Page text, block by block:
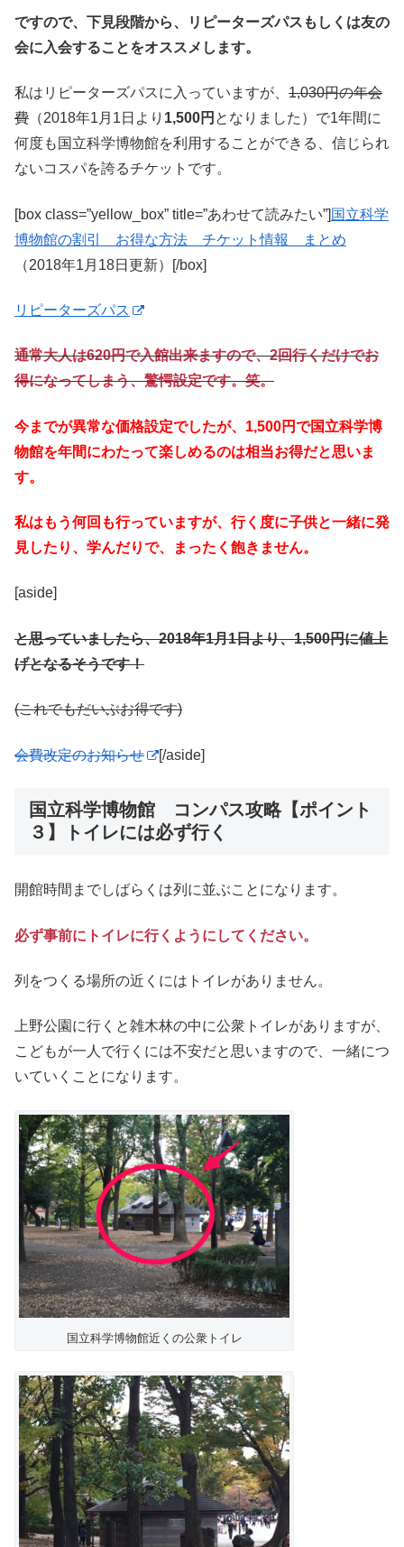
ですので、下見段階から、リピーターズパスもしくは友の
会に入会することをオススメします。
私はリピーターズパスに入っていますが、 1,030円の年会
費 （2018年1月1日より 1,500円 となりました）で1年間に
何度も国立科学博物館を利用することができる、信じられ
ないコスパを誇るチケットです。
[box class=”yellow_box” title=”あわせて読みたい”] 国立科学
博物館の割引 お得な方法 チケット情報 まとめ
（2018年1月18日更新）[/box]
リピーターズパス
通常大人は620円で入館出来ますので、2回行くだけでお
得になってしまう、驚愕設定です。笑。
今までが異常な価格設定でしたが、1,500円で国立科学博
物館を年間にわたって楽しめるのは相当お得だと思いま
す。
私はもう何回も行っていますが、行く度に子供と一緒に発
見したり、学んだりで、まったく飽きません。
[aside]
と思っていましたら、2018年1月1日より、1,500円に値上
げとなるそうです！
(これでもだいぶお得です)
会費改定のお知らせ [/aside]
国立科学博物館 コンパス攻略【ポイント
３】トイレには必ず行く
開館時間までしばらくは列に並ぶことになります。
必ず事前にトイレに行くようにしてください。
列をつくる場所の近くにはトイレがありません。
上野公園に行くと雑木林の中に公衆トイレがありますが、
こどもが一人で行くには不安だと思いますので、一緒につ
いていくことになります。
国立科学博物館近くの公衆トイレ